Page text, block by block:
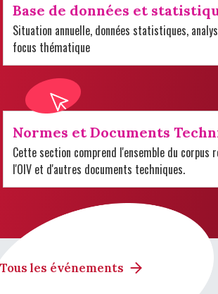
Base de données et
Situation annuelle, données statistiques,
focus thématique
Normes et Documents
Cette section comprend l'ensemble du corpus
l'OIV et d'autres documents techniques.
Tous les événements